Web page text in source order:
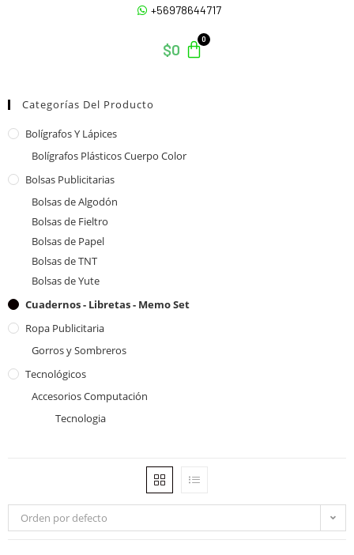
+56978644717
$0
Categorías Del Producto
Bolígrafos Y Lápices
Bolígrafos Plásticos Cuerpo Color
Bolsas Publicitarias
Bolsas de Algodón
Bolsas de Fieltro
Bolsas de Papel
Bolsas de TNT
Bolsas de Yute
Cuadernos - Libretas - Memo Set
Ropa Publicitaria
Gorros y Sombreros
Tecnológicos
Accesorios Computación
Tecnologia
Orden por defecto